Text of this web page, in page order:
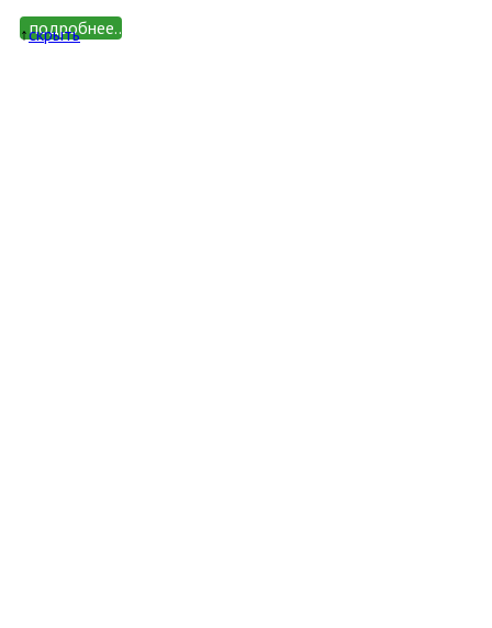
подробнее...
↑cкрыть